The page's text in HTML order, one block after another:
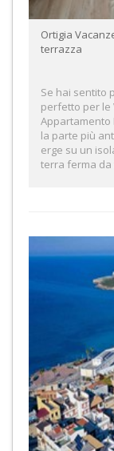
Ortigia
terrazza
Se hai sentito
perfetto per le
Appartamento
la parte più
erge su un
terra ferma da